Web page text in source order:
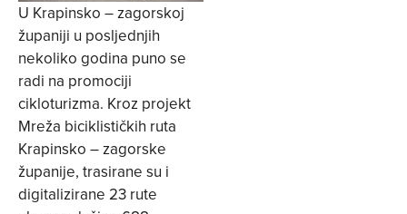
U Krapinsko – zagorskoj
županiji u posljednjih
nekoliko godina puno se
radi na promociji
cikloturizma. Kroz projekt
Mreža biciklističkih ruta
Krapinsko – zagorske
županije, trasirane su i
digitalizirane 23 rute